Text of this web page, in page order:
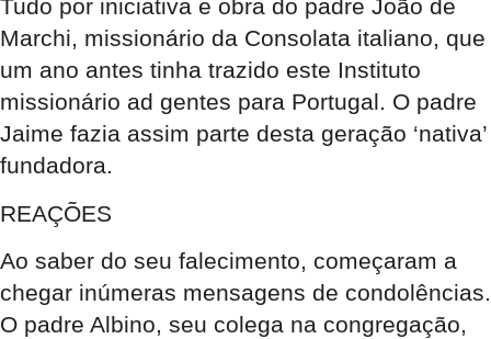
Tudo por iniciativa e obra do padre João de
Marchi, missionário da Consolata italiano, que
um ano antes tinha trazido este Instituto
missionário ad gentes para Portugal. O padre
Jaime fazia assim parte desta geração ‘nativa’
fundadora.
REAÇÕES
Ao saber do seu falecimento, começaram a
chegar inúmeras mensagens de condolências.
O padre Albino, seu colega na congregação,